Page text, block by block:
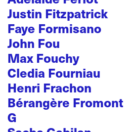
Justin Fitzpatrick
Faye Formisano
John Fou
Max Fouchy
Cledia Fourniau
Henri Frachon
Bérangère Fromont
G